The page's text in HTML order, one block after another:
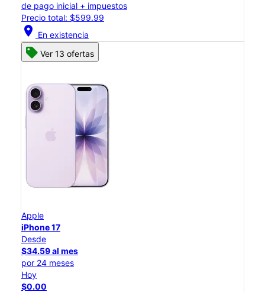
de pago inicial + impuestos
Precio total: $599.99
location_on En existencia
Ver 13 ofertas
Apple
iPhone 17
Desde
$34.59 al mes
por 24 meses
Hoy
$0.00